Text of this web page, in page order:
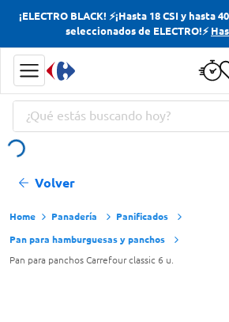
¡ELECTRO BLACK! ⚡¡Hasta 18 CSI y hasta
seleccionados de ELECTRO!⚡
¿Qué estás buscando hoy?
Volver
Panadería
Panificados
Pan para hamburguesas y panchos
Pan para panchos Carrefour classic 6 u.
Términos más buscados
Yerba
Cerveza
Doves
Papas Fritas
Términos más buscados
Yerba
Cerveza
Doves
Papas Fritas